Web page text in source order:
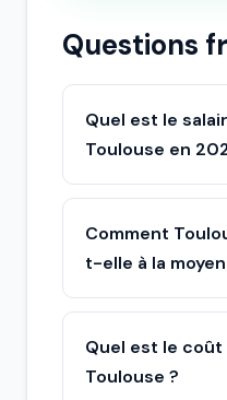
Questions
Quel est le
Toulouse en
Comment
t-elle à la
Quel est le coût
Toulouse ?